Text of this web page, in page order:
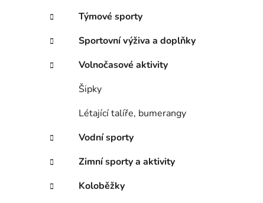
Týmové sporty
Sportovní výživa a doplňky
Volnočasové aktivity
Šipky
Létající talíře, bumerangy
Vodní sporty
Zimní sporty a aktivity
Koloběžky